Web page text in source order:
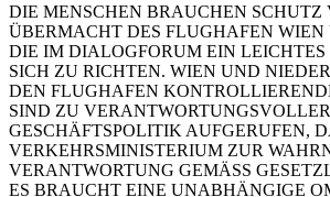
DIE MENSCHEN BRAUCHEN SCHUTZ
ÜBERMACHT DES FLUGHAFEN
DIE IM DIALOGFORUM EIN LEICHTES
SICH ZU RICHTEN. WIEN UND
DEN FLUGHAFEN
SIND ZU VERANTWORTUNGSVOLLER
GESCHÄFTSPOLITIK AUFGERUFEN,
VERKEHRSMINISTERIUM ZUR
VERANTWORTUNG GEMÄSS
ES BRAUCHT EINE UNABHÄNGIGE